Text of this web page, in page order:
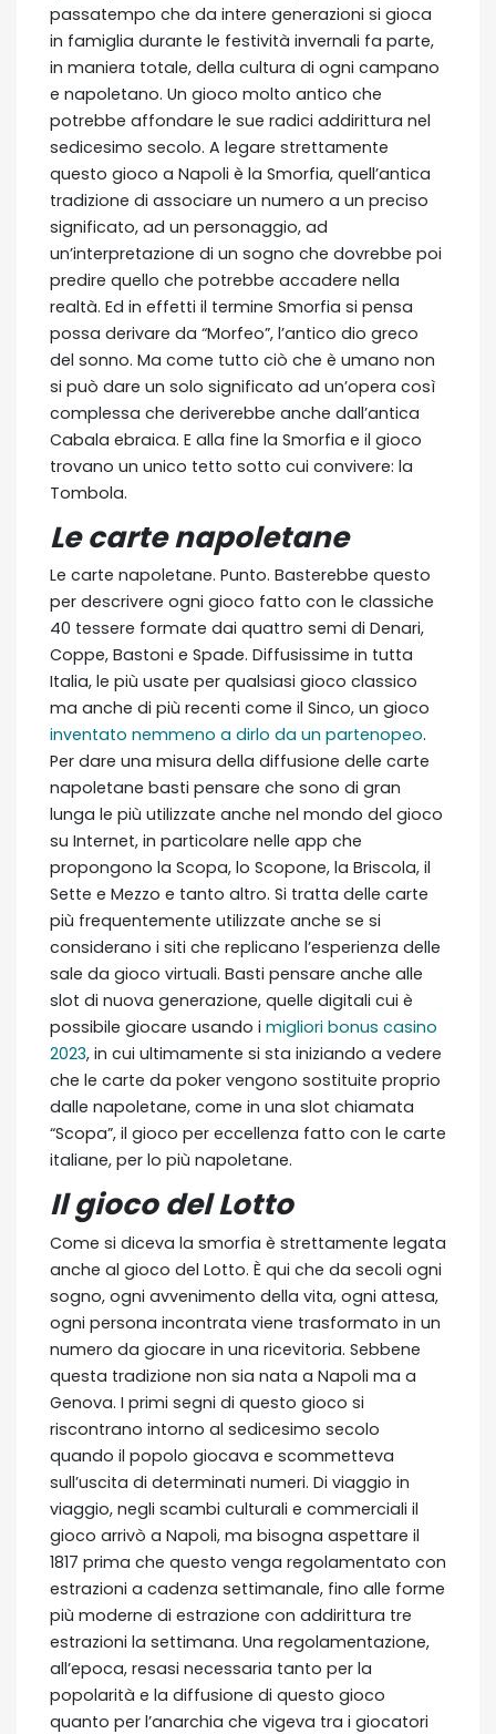
passatempo che da intere generazioni si gioca
in famiglia durante le festività invernali fa parte,
in maniera totale, della cultura di ogni campano
e napoletano. Un gioco molto antico che
potrebbe affondare le sue radici addirittura nel
sedicesimo secolo. A legare strettamente
questo gioco a Napoli è la Smorfia, quell’antica
tradizione di associare un numero a un preciso
significato, ad un personaggio, ad
un’interpretazione di un sogno che dovrebbe poi
predire quello che potrebbe accadere nella
realtà. Ed in effetti il termine Smorfia si pensa
possa derivare da “Morfeo”, l’antico dio greco
del sonno. Ma come tutto ciò che è umano non
si può dare un solo significato ad un’opera così
complessa che deriverebbe anche dall’antica
Cabala ebraica. E alla fine la Smorfia e il gioco
trovano un unico tetto sotto cui convivere: la
Tombola.
Le carte napoletane
Le carte napoletane. Punto. Basterebbe questo
per descrivere ogni gioco fatto con le classiche
40 tessere formate dai quattro semi di Denari,
Coppe, Bastoni e Spade. Diffusissime in tutta
Italia, le più usate per qualsiasi gioco classico
ma anche di più recenti come il Sinco, un gioco
inventato nemmeno a dirlo da un partenopeo.
Per dare una misura della diffusione delle carte
napoletane basti pensare che sono di gran
lunga le più utilizzate anche nel mondo del gioco
su Internet, in particolare nelle app che
propongono la Scopa, lo Scopone, la Briscola, il
Sette e Mezzo e tanto altro. Si tratta delle carte
più frequentemente utilizzate anche se si
considerano i siti che replicano l’esperienza delle
sale da gioco virtuali. Basti pensare anche alle
slot di nuova generazione, quelle digitali cui è
possibile giocare usando i migliori bonus casino
2023, in cui ultimamente si sta iniziando a vedere
che le carte da poker vengono sostituite proprio
dalle napoletane, come in una slot chiamata
“Scopa”, il gioco per eccellenza fatto con le carte
italiane, per lo più napoletane.
Il gioco del Lotto
Come si diceva la smorfia è strettamente legata
anche al gioco del Lotto. È qui che da secoli ogni
sogno, ogni avvenimento della vita, ogni attesa,
ogni persona incontrata viene trasformato in un
numero da giocare in una ricevitoria. Sebbene
questa tradizione non sia nata a Napoli ma a
Genova. I primi segni di questo gioco si
riscontrano intorno al sedicesimo secolo
quando il popolo giocava e scommetteva
sull’uscita di determinati numeri. Di viaggio in
viaggio, negli scambi culturali e commerciali il
gioco arrivò a Napoli, ma bisogna aspettare il
1817 prima che questo venga regolamentato con
estrazioni a cadenza settimanale, fino alle forme
più moderne di estrazione con addirittura tre
estrazioni la settimana. Una regolamentazione,
all’epoca, resasi necessaria tanto per la
popolarità e la diffusione di questo gioco
quanto per l’anarchia che vigeva tra i giocatori